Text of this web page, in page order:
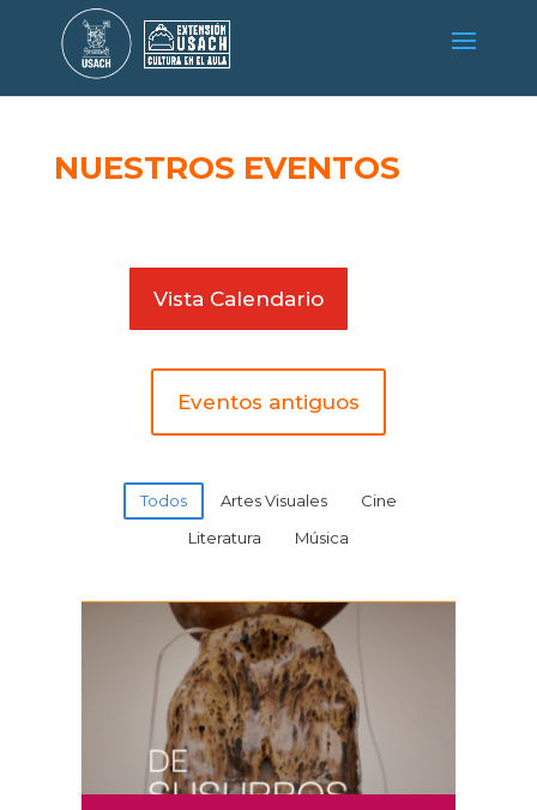
NUESTROS EVENTOS
Vista Calendario
Eventos antiguos
Todos Artes Visuales
Cine
Literatura
Música